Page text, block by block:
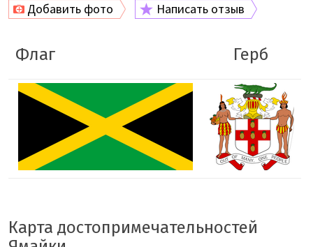
Добавить фото
Написать отзыв
Флаг Герб
Карта достопримечательностей